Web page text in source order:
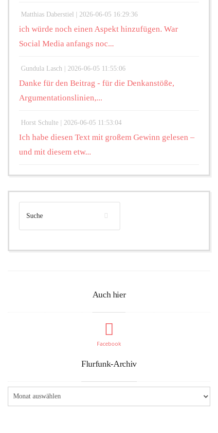
Matthias Daberstiel | 2026-06-05 16:29:36
ich würde noch einen Aspekt hinzufügen. War
Social Media anfangs noc...
Gundula Lasch | 2026-06-05 11:55:06
Danke für den Beitrag - für die Denkanstöße,
Argumentationslinien,...
Horst Schulte | 2026-06-05 11:53:04
Ich habe diesen Text mit großem Gewinn gelesen –
und mit diesem etw...
Auch hier
Facebook
Flurfunk-Archiv